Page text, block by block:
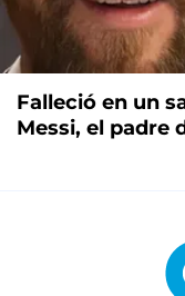
Falleció en un
Messi, el padre